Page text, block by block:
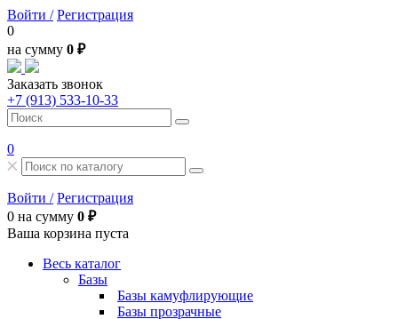
Войти / Регистрация
0
на сумму 0 ₽
Заказать звонок
+7 (913) 533-10-33
0
Войти / Регистрация
0 на сумму 0 ₽
Ваша корзина пуста
Весь каталог
Базы
Базы камуфлирующие
Базы прозрачные